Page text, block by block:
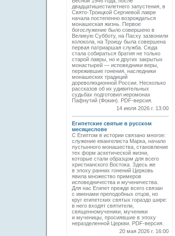
двадцатишестилетнего запустения, в
Свято-­Троицкой Сергиевой лавре
начала постепенно возрождаться
монашеская жизнь. Первое
богослужение было совершено в
Великую Субботу, на Пасху зазвонили
колокола, на Троицу была совершена
первая патриаршая служба. Сюда
стала собираться братия не только
старой лавры, но и других закрытых
монастырей — исповедники веры,
пережившие гонения, наследники
монашеских традиций
дореволюционной России. Несколько
рассказов об их удивительных
судьбах подготовил иеромонах
Пафнутий (Фокин). PDF-версия.
14 июля 2026 г. 13:00
Египетские святые в русском
месяцеслове
С Египтом в истории связано многое:
служение евангелиста Марка, начало
пустынного монашества, становление
тех форм аскетической жизни,
которые стали образцом для всего
христианского Востока. Здесь же
в эпоху ранних гонений Церковь
явила множество примеров
исповедничества и мученичества.
Для нас Египет прежде всего связан
с именами преподобных отцов, но
круг египетских святых гораздо шире:
в него входят святители,
священномученики, мученики
и мученицы, просиявшие в эпоху
неразделенной Церкви. PDF-версия.
20 мая 2026 г. 16:00